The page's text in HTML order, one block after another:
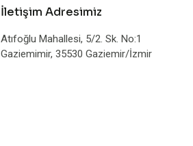
İletişim Adresimiz
Atıfoğlu Mahallesi, 5/2. Sk. No:1
Gaziemimir, 35530 Gaziemir/İzmir